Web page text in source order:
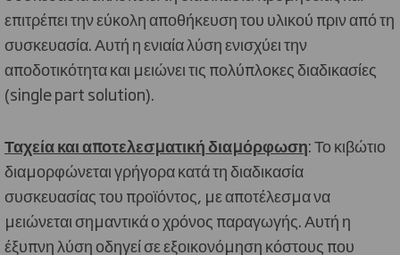
επιτρέπει την εύκολη αποθήκευση του υλικού πριν από τη
συσκευασία. Αυτή η ενιαία λύση ενισχύει την
αποδοτικότητα και μειώνει τις πολύπλοκες διαδικασίες
(single part solution).
Ταχεία και αποτελεσματική διαμόρφωση: Το κιβώτιο
διαμορφώνεται γρήγορα κατά τη διαδικασία
συσκευασίας του προϊόντος, με αποτέλεσμα να
μειώνεται σημαντικά ο χρόνος παραγωγής. Αυτή η
έξυπνη λύση οδηγεί σε εξοικονόμηση κόστους που